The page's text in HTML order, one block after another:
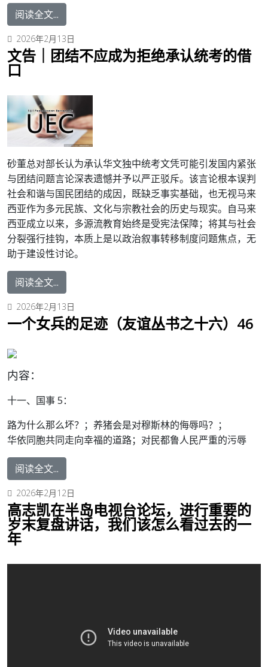
阅读全文...
2026年2月13日
文告｜团结不应成为拒绝承认统考的借
口
砂董总对部长认为承认华文独中统考文凭可能引发国内紧张
与团结问题言论深表遗憾并予以严正驳斥。该言论根本误判
社会和谐与国民团结的成因，既缺乏事实基础，也无视马来
西亚作为多元民族、文化与宗教社会的历史与现实。自马来
西亚成立以来，多源流教育始终是受宪法保障；将其与社会
分裂强行挂钩，本质上是以政治叙事转移制度问题焦点，无
助于建设性讨论。
阅读全文...
2026年2月13日
一个女兵的足迹（友谊丛书之十六）46
内容：
十一、国事 5：
路为什么那么坏？；养猪会是对穆斯林的侮辱吗？；
华依同胞共同走向幸福的道路；对民都鲁人民严重的污辱
阅读全文...
2026年2月12日
高志凯在半岛电视台论坛，进行重要的
岁末复盘讲话，我们该怎么看过去的一
年